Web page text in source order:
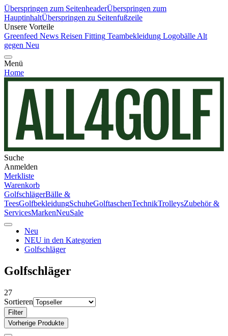
Überspringen zum SeitenheaderÜberspringen zum
HauptinhaltÜberspringen zu Seitenfußzeile
Unsere Vorteile
Greenfeed News Reisen Fitting Teambekleidung Logobälle Alt
gegen Neu
Menü
Home
Suche
Anmelden
Merkliste
Warenkorb
GolfschlägerBälle &
TeesGolfbekleidungSchuheGolftaschenTechnikTrolleysZubehör &
ServicesMarkenNeuSale
Neu
NEU in den Kategorien
Golfschläger
Golfschläger
27
Sortieren
Filter
Vorherige Produkte